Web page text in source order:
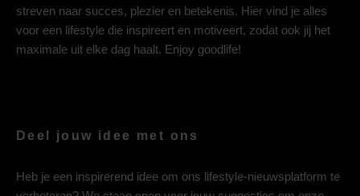
streven naar succes, plezier en betekenis. Hier vind je alles
voor een lifestyle die inspireert en motiveert, zodat ook jij het
maximale uit elke dag haalt. Enjoy goodlife!
Deel jouw idee met ons
Heb je een inspirerend idee om ons lifestyle-nieuwsplatform te